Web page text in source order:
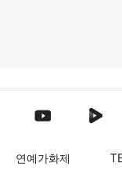
텐아시아 유튜브
텐아시
연예가화제